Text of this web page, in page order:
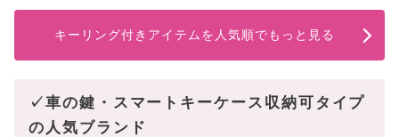
キーリング付きアイテムを人気順でもっと見る
✓車の鍵・スマートキーケース収納可タイプ
の人気ブランド